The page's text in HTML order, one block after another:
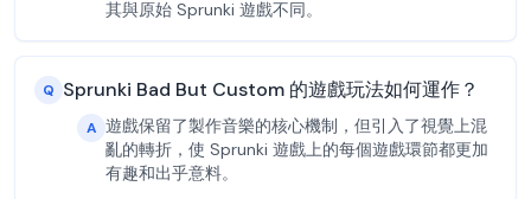
其與原始 Sprunki 遊戲不同。
Q Sprunki Bad But Custom 的遊戲玩法如何運作？
A 遊戲保留了製作音樂的核心機制，但引入了視覺上混
亂的轉折，使 Sprunki 遊戲上的每個遊戲環節都更加
有趣和出乎意料。